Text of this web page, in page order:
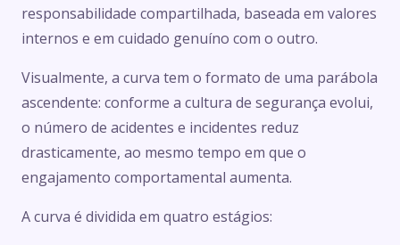
responsabilidade compartilhada, baseada em valores
internos e em cuidado genuíno com o outro.
Visualmente, a curva tem o formato de uma parábola
ascendente: conforme a cultura de segurança evolui,
o número de acidentes e incidentes reduz
drasticamente, ao mesmo tempo em que o
engajamento comportamental aumenta.
A curva é dividida em quatro estágios: